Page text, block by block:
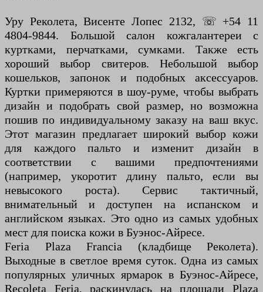
Уру Реколета, Висенте Лопес 2132, ☏ +54 11
4804-9844. Большой салон кожгалантереи с
куртками, перчатками, сумками. Также есть
хороший выбор свитеров. Небольшой выбор
кошельков, запонок и подобных аксессуаров.
Куртки примеряются в шоу-руме, чтобы выбрать
дизайн и подобрать свой размер, но возможна
пошив по индивидуальному заказу на ваш вкус.
Этот магазин предлагает широкий выбор кожи
для каждого пальто и изменит дизайн в
соответствии с вашими предпочтениями
(например, укоротит длину пальто, если вы
невысокого роста). Сервис тактичный,
внимательный и доступен на испанском и
английском языках. Это одно из самых удобных
мест для поиска кожи в Буэнос-Айресе.
Feria Plaza Francia (кладбище Реколета).
Выходные в светлое время суток. Одна из самых
популярных уличных ярмарок в Буэнос-Айресе,
Recoleta Feria, раскинулась на площади Plaza